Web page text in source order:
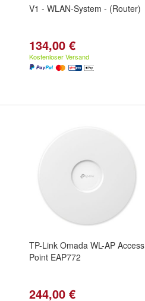
V1 - WLAN-System - (Router)
134,00 €
Kostenloser Versand
TP-Link Omada WL-AP Access
Point EAP772
244,00 €